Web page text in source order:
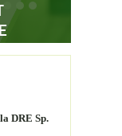
DRE Sp.